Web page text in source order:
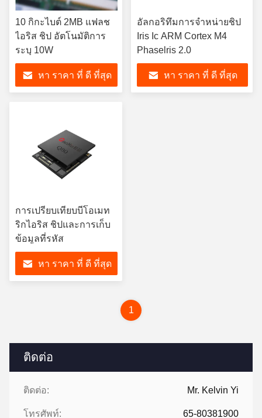
ติดต่อ
ติดต่อ: Mr. Kelvin Yi
โทรศัพท์: 65-80381900
10 กิกะไบต์ 2MB แฟลช
ไอริส ชิป อัตโนมัติการ
ระบุ 10W
หา ราคา ที่ ดี ที่สุด
อัลกอริทึมการจําหน่ายชิป
Iris Ic ARM Cortex M4
Phaselris 2.0
หา ราคา ที่ ดี ที่สุด
การเปรียบเทียบบีโอเมท
ริกไอริส ชิปและการเก็บ
ข้อมูลที่รหัส
หา ราคา ที่ ดี ที่สุด
1